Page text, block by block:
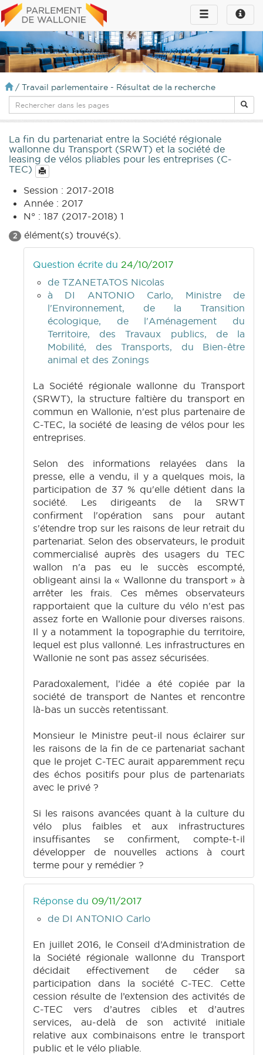
Toggle
infos
Toggle
navigation
/ Travail parlementaire - Résultat de la recherche
La fin du partenariat entre la Société régionale
wallonne du Transport (SRWT) et la société de
leasing de vélos pliables pour les entreprises (C-
TEC)
Session : 2017-2018
Année : 2017
N° : 187 (2017-2018) 1
2 élément(s) trouvé(s).
Question écrite du 24/10/2017
de TZANETATOS Nicolas
à DI ANTONIO Carlo, Ministre de
l'Environnement, de la Transition
écologique, de l'Aménagement du
Territoire, des Travaux publics, de la
Mobilité, des Transports, du Bien-être
animal et des Zonings
La Société régionale wallonne du Transport
(SRWT), la structure faîtière du transport en
commun en Wallonie, n'est plus partenaire de
C-TEC, la société de leasing de vélos pour les
entreprises.
Selon des informations relayées dans la
presse, elle a vendu, il y a quelques mois, la
participation de 37 % qu'elle détient dans la
société. Les dirigeants de la SRWT
confirment l'opération sans pour autant
s'étendre trop sur les raisons de leur retrait du
partenariat. Selon des observateurs, le produit
commercialisé auprès des usagers du TEC
wallon n'a pas eu le succès escompté,
obligeant ainsi la « Wallonne du transport » à
arrêter les frais. Ces mêmes observateurs
rapportaient que la culture du vélo n'est pas
assez forte en Wallonie pour diverses raisons.
Il y a notamment la topographie du territoire,
lequel est plus vallonné. Les infrastructures en
Wallonie ne sont pas assez sécurisées.
Paradoxalement, l’idée a été copiée par la
société de transport de Nantes et rencontre
là-bas un succès retentissant.
Monsieur le Ministre peut-il nous éclairer sur
les raisons de la fin de ce partenariat sachant
que le projet C-TEC aurait apparemment reçu
des échos positifs pour plus de partenariats
avec le privé ?
Si les raisons avancées quant à la culture du
vélo plus faibles et aux infrastructures
insuffisantes se confirment, compte-t-il
développer de nouvelles actions à court
terme pour y remédier ?
Réponse du 09/11/2017
de DI ANTONIO Carlo
En juillet 2016, le Conseil d’Administration de
la Société régionale wallonne du Transport
décidait effectivement de céder sa
participation dans la société C-TEC. Cette
cession résulte de l’extension des activités de
C-TEC vers d’autres cibles et d’autres
services, au-delà de son activité initiale
relative aux combinaisons entre le transport
public et le vélo pliable.